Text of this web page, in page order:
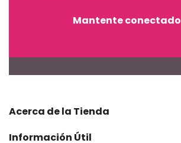
Mantente conectado
Acerca de la Tienda
Información Útil